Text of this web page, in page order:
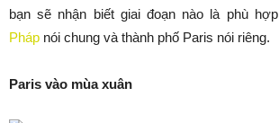
bạn sẽ nhận biết giai đoạn nào là phù
Pháp nói chung và thành phố Paris nói riêng.
Paris vào mùa xuân